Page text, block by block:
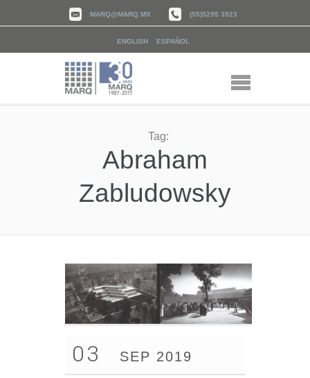
MARQ@MARQ.MX (55)5295 3923
ENGLISH ESPAÑOL
Tag:
Abraham
Zabludowsky
03 SEP 2019